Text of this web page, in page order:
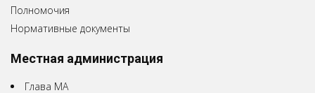
Полномочия
Нормативные документы
Местная администрация
Глава МА